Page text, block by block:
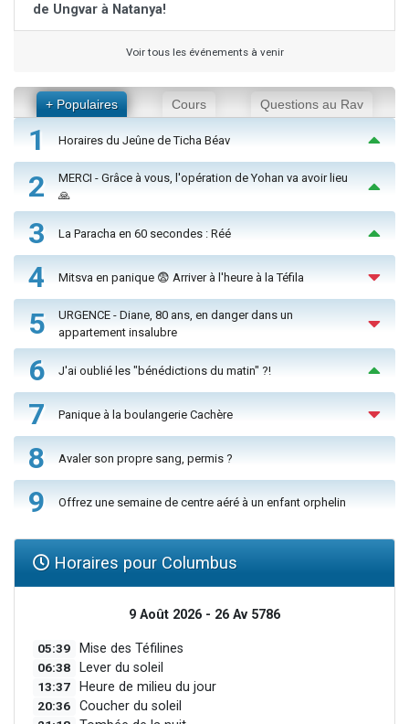
de Ungvar à Natanya!
Voir tous les événements à venir
+ Populaires Cours Questions au Rav
1 Horaires du Jeûne de Ticha Béav
2
MERCI - Grâce à vous, l'opération de Yohan va avoir lieu
🙏
3 La Paracha en 60 secondes : Réé
4 Mitsva en panique 😨 Arriver à l'heure à la Téfila
5
URGENCE - Diane, 80 ans, en danger dans un
appartement insalubre
6 J'ai oublié les "bénédictions du matin" ?!
7 Panique à la boulangerie Cachère
8 Avaler son propre sang, permis ?
9 Offrez une semaine de centre aéré à un enfant orphelin
Horaires pour Columbus
9 Août 2026 - 26 Av 5786
05:39 Mise des Téfilines
06:38 Lever du soleil
13:37 Heure de milieu du jour
20:36 Coucher du soleil